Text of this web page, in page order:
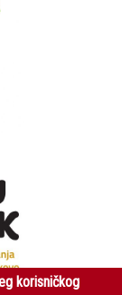
korisničkog